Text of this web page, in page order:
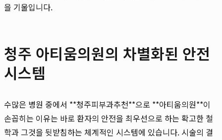
을 기울입니다.
청주 아티움의원의 차별화된 안전
시스템
수많은 병원 중에서 **청주피부과추천**으로 **아티움의원**이
손꼽히는 이유는 바로 환자의 안전을 최우선으로 하는 확고한 철
학과 그것을 뒷받침하는 체계적인 시스템에 있습니다. 시술의 결